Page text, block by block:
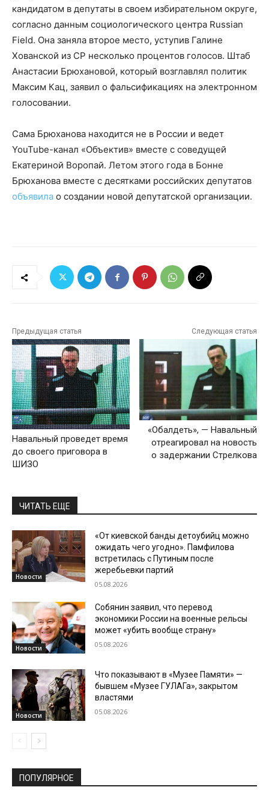
кандидатом в депутаты в своем избирательном округе,
согласно данным социологического центра Russian
Field. Она заняла второе место, уступив Галине
Хованской из СР несколько процентов голосов. Штаб
Анастасии Брюхановой, который возглавлял политик
Максим Кац, заявил о фальсификациях на электронном
голосовании.
Сама Брюханова находится не в России и ведет
YouTube-канал «Объектив» вместе с соведущей
Екатериной Воропай. Летом этого года в Бонне
Брюханова вместе с десятками российских депутатов
объявила о создании новой депутатской организации.
Предыдущая статья
Навальный проведет время
до своего приговора в
ШИЗО
Следующая статья
«Обалдеть», — Навальный
отреагировал на новость
о задержании Стрелкова
ЧИТАТЬ ЕЩЕ
Новости
«От киевской банды детоубийц можно
ожидать чего угодно». Памфилова
встретилась с Путиным после
жеребьевки партий
05.08.2026
Новости
Собянин заявил, что перевод
экономики России на военные рельсы
может «убить вообще страну»
05.08.2026
Новости
Что показывают в «Музее Памяти» —
бывшем «Музее ГУЛАГа», закрытом
властями
05.08.2026
ПОПУЛЯРНОЕ